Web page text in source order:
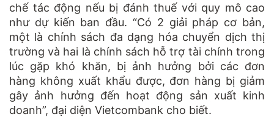
chế tác động nếu bị đánh thuế với quy mô cao
như dự kiến ban đầu. “Có 2 giải pháp cơ bản,
một là chính sách đa dạng hóa chuyển dịch thị
trường và hai là chính sách hỗ trợ tài chính trong
lúc gặp khó khăn, bị ảnh hưởng bởi các đơn
hàng không xuất khẩu được, đơn hàng bị giảm
gây ảnh hưởng đến hoạt động sản xuất kinh
doanh”, đại diện Vietcombank cho biết.